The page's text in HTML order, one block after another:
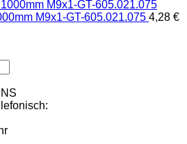
M9x1-GT-605.021.075 4,28 €